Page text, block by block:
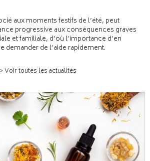
aux moments festifs de l’été, peut
progressive aux conséquences graves
et familiale, d’où l’importance d’en
demander de l’aide rapidement.
> Voir toutes les actualités